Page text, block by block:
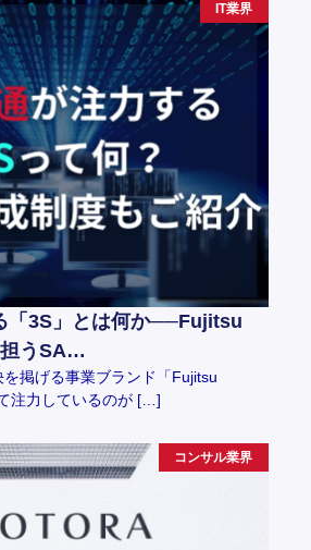
IT業界
「3S」とは何か──Fujitsu
うSA…
掲げる事業ブランド「Fujitsu
注力しているのが […]
コンサル業界